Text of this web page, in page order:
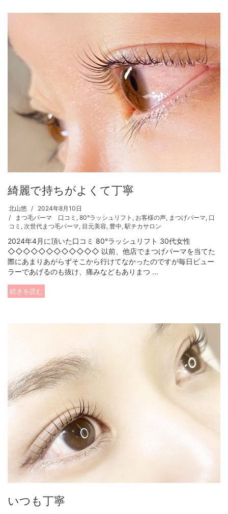
綺麗で持ちがよくて丁寧
北山悠
2024年8月10日
まつ毛パーマ 口コミ , 80°ラッシュリフト , お客様の声, まつげパーマ, 口
コミ , 次世代まつ毛パーマ, 目元美容, 豊中, 駅チカサロン
2024年4月に頂いた口コミ 80°ラッシュリフト 30代女性
◇◇◇◇◇◇◇◇◇◇◇◇ 以前、他店でまつげパーマを当てた
際にあまりあがらずそこから行けてなかったのですが毎日ビュー
ラーであげるのも抜け、痛みなどもありまつ ...
続きを読む
いつも丁寧